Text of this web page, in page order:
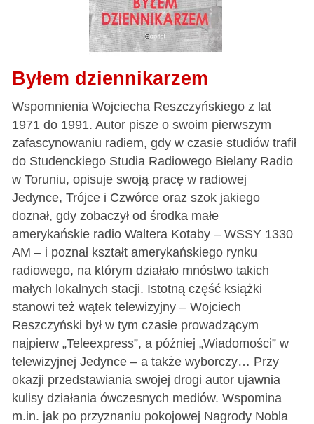
Byłem dziennikarzem
Wspomnienia Wojciecha Reszczyńskiego z lat
1971 do 1991. Autor pisze o swoim pierwszym
zafascynowaniu radiem, gdy w czasie studiów trafił
do Studenckiego Studia Radiowego Bielany Radio
w Toruniu, opisuje swoją pracę w radiowej
Jedynce, Trójce i Czwórce oraz szok jakiego
doznał, gdy zobaczył od środka małe
amerykańskie radio Waltera Kotaby – WSSY 1330
AM – i poznał kształt amerykańskiego rynku
radiowego, na którym działało mnóstwo takich
małych lokalnych stacji. Istotną część książki
stanowi też wątek telewizyjny – Wojciech
Reszczyński był w tym czasie prowadzącym
najpierw „Teleexpress”, a później „Wiadomości” w
telewizyjnej Jedynce – a także wyborczy… Przy
okazji przedstawiania swojej drogi autor ujawnia
kulisy działania ówczesnych mediów. Wspomina
m.in. jak po przyznaniu pokojowej Nagrody Nobla